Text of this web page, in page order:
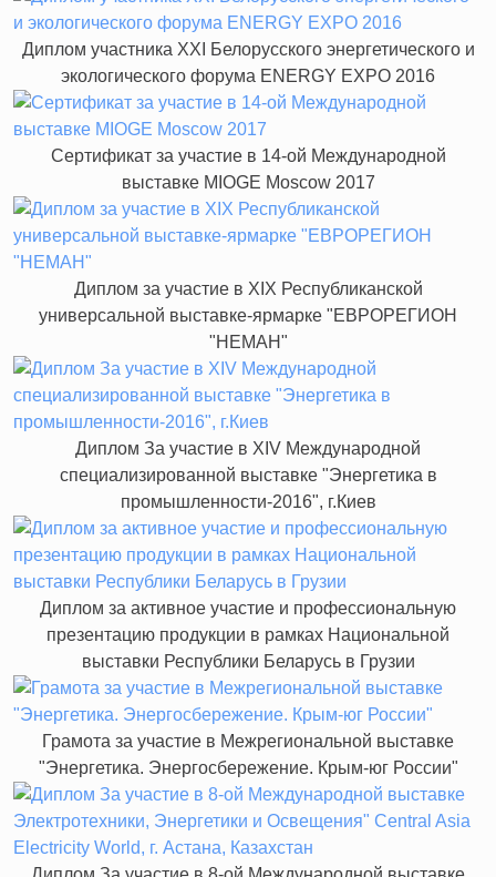
Диплом участника XXI Белорусского энергетического и
экологического форума ENERGY EXPO 2016
Сертификат за участие в 14-ой Международной
выставке MIOGE Moscow 2017
Диплом за участие в XIX Республиканской
универсальной выставке-ярмарке "ЕВРОРЕГИОН
"НЕМАН"
Диплом За участие в XIV Международной
специализированной выставке "Энергетика в
промышленности-2016", г.Киев
Диплом за активное участие и профессиональную
презентацию продукции в рамках Национальной
выставки Республики Беларусь в Грузии
Грамота за участие в Межрегиональной выставке
"Энергетика. Энергосбережение. Крым-юг России"